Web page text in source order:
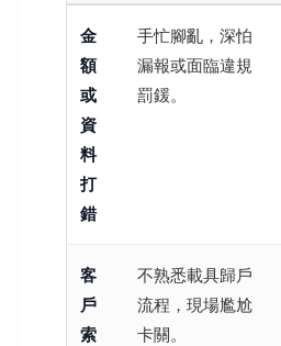
金
額
或
資
料
打
錯
手忙腳亂，深怕
漏報或面臨違規
罰鍰。
客
戶
索
不熟悉載具歸戶
流程，現場尷尬
卡關。